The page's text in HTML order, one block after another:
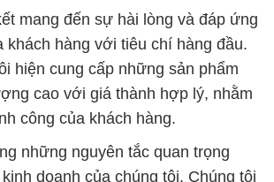
công của khách hàng.
những nguyên tắc quan trọng
doanh của chúng tôi. Chúng tôi
sản phẩm mà chúng tôi cung
ứng tiêu chuẩn chất lượng cao, làm
thời, chúng tôi cố gắng duy trì
điều kiện phát triển và sự tồn tại